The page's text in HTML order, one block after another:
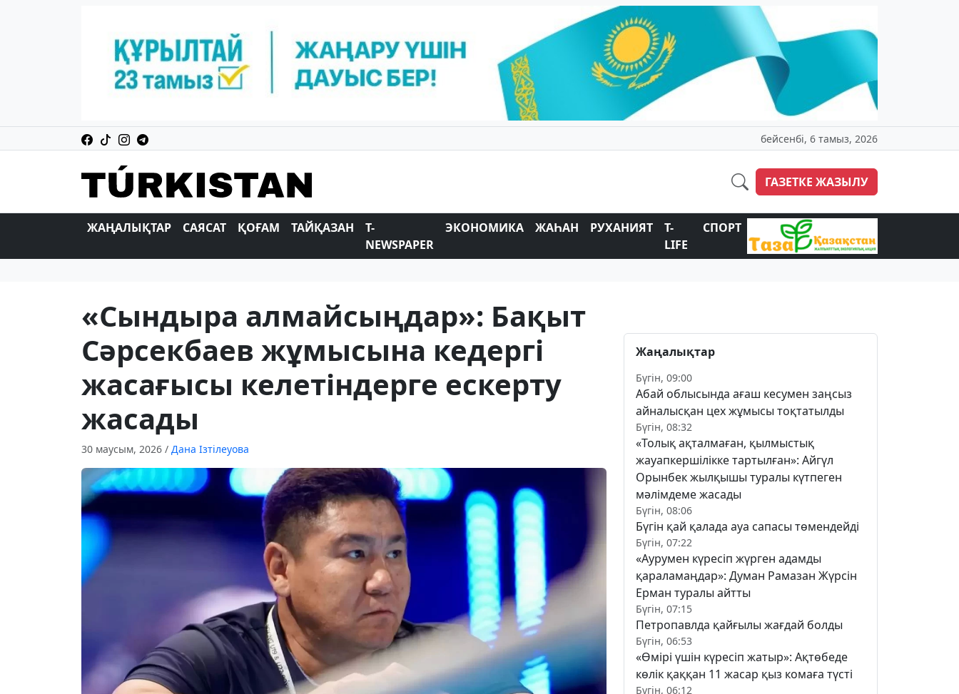
бейсенбі, 6 тамыз, 2026
ГАЗЕТКЕ ЖАЗЫЛУ
ЖАҢАЛЫҚТАР САЯСАТ ҚОҒАМ ТАЙҚАЗАН
T-
NEWSPAPER
ЭКОНОМИКА ЖАҺАН РУХАНИЯТ
T-
LIFE
СПОРТ
«Сындыра алмайсыңдар»: Бақыт
Сәрсекбаев жұмысына кедергі
жасағысы келетіндерге ескерту
жасады
30 маусым, 2026 / Дана Ізтілеуова
Жаңалықтар
Бүгін, 09:00
Абай облысында ағаш кесумен заңсыз
айналысқан цех жұмысы тоқтатылды
Бүгін, 08:32
«Толық ақталмаған, қылмыстық
жауапкершілікке тартылған»: Айгүл
Орынбек жылқышы туралы күтпеген
мәлімдеме жасады
Бүгін, 08:06
Бүгін қай қалада ауа сапасы төмендейді
Бүгін, 07:22
«Аурумен күресіп жүрген адамды
қараламаңдар»: Думан Рамазан Жүрсін
Ерман туралы айтты
Бүгін, 07:15
Петропавлда қайғылы жағдай болды
Бүгін, 06:53
«Өмірі үшін күресіп жатыр»: Ақтөбеде
көлік қаққан 11 жасар қыз комаға түсті
Бүгін, 06:12